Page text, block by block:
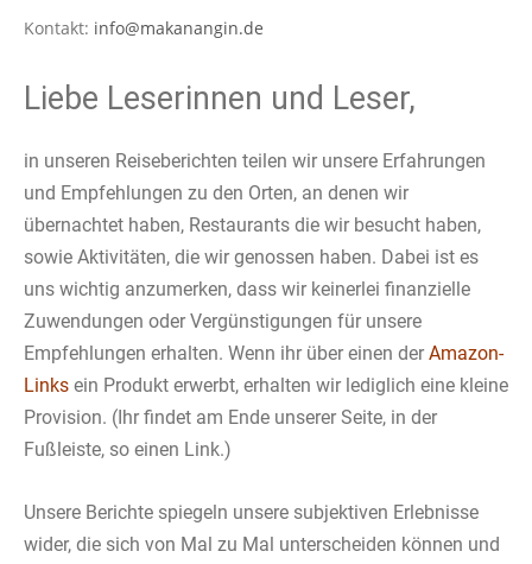
Kontakt: info@makanangin.de
Liebe Leserinnen und Leser,
in unseren Reiseberichten teilen wir unsere Erfahrungen
und Empfehlungen zu den Orten, an denen wir
übernachtet haben, Restaurants die wir besucht haben,
sowie Aktivitäten, die wir genossen haben. Dabei ist es
uns wichtig anzumerken, dass wir keinerlei finanzielle
Zuwendungen oder Vergünstigungen für unsere
Empfehlungen erhalten. Wenn ihr über einen der Amazon-
Links ein Produkt erwerbt, erhalten wir lediglich eine kleine
Provision. (Ihr findet am Ende unserer Seite, in der
Fußleiste, so einen Link.)
Unsere Berichte spiegeln unsere subjektiven Erlebnisse
wider, die sich von Mal zu Mal unterscheiden können und